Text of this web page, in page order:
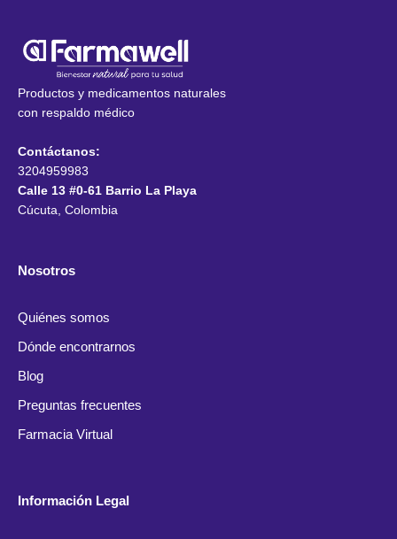
Productos y medicamentos naturales
con respaldo médico
Contáctanos:
3204959983
Calle 13 #0-61 Barrio La Playa
Cúcuta, Colombia
Nosotros
Quiénes somos
Dónde encontrarnos
Blog
Preguntas frecuentes
Farmacia Virtual
Información Legal